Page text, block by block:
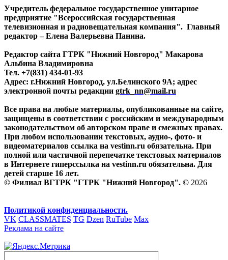
Учредитель федеральное государственное унитарное
предприятие "Всероссийская государственная
телевизионная и радиовещательная компания". Главный
редактор – Елена Валерьевна Панина.
Редактор сайта ГТРК "Нижний Новгород" Макарова
Альбина Владимировна
Тел. +7(831) 434-01-93
Адрес: г.Нижний Новгород, ул.Белинского 9А; адрес
электронной почты редакции gtrk_nn@mail.ru
Все права на любые материалы, опубликованные на сайте,
защищены в соответствии с российским и международным
законодательством об авторском праве и смежных правах.
При любом использовании текстовых, аудио-, фото- и
видеоматериалов ссылка на vestinn.ru обязательна. При
полной или частичной перепечатке текстовых материалов
в Интернете гиперссылка на vestinn.ru обязательна. Для
детей старше 16 лет.
© Филиал ВГТРК "ГТРК "Нижний Новгород". © 2026
Политикой конфиденциальности.
VK CLASSMATES TG Dzen RuTube Max
Реклама на сайте